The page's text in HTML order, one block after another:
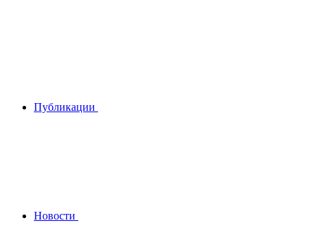
Публикации
Новости